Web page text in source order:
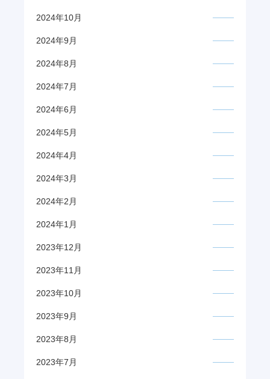
2024年10月
2024年9月
2024年8月
2024年7月
2024年6月
2024年5月
2024年4月
2024年3月
2024年2月
2024年1月
2023年12月
2023年11月
2023年10月
2023年9月
2023年8月
2023年7月